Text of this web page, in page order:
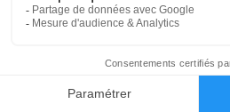
Faire-part
Crémation
Crematorium de Beaucaire
Chemin Exploitation Enclos